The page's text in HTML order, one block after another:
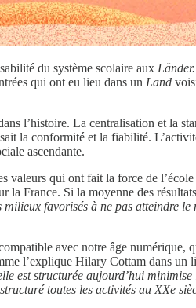
du système scolaire aux Länder.
qui ont eu lieu dans un Land
l’histoire. La centralisation et la
la conformité et la fiabilité.
ascendante.
qui ont fait la force de
France. Si la moyenne des
favorisés à ne pas atteindre
avec notre âge
l’explique Hilary Cottam dans un
est structurée aujourd’hui
toutes les activités au XXe